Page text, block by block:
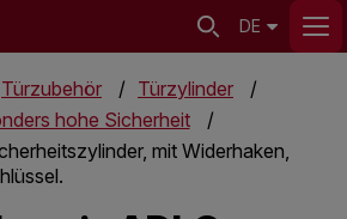
DE
Türzubehör
Türzylinder
hohe Sicherheit
mit Widerhaken,